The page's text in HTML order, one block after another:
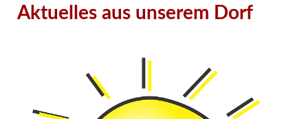
Aktuelles aus unserem Dorf